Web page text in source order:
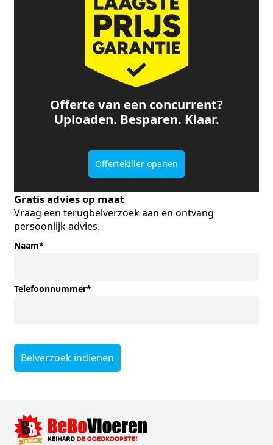
Offerte van een concurrent?
Uploaden. Besparen. Klaar.
Offertekiller openen
Gratis advies op maat
Vraag een terugbelverzoek aan en ontvang
persoonlijk advies.
Naam*
Telefoonnummer*
Belverzoek indienen